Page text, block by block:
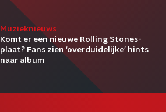
Muzieknieuws
Komt er een nieuwe Rolling Stones-
plaat? Fans zien ‘overduidelijke’ hints
naar album